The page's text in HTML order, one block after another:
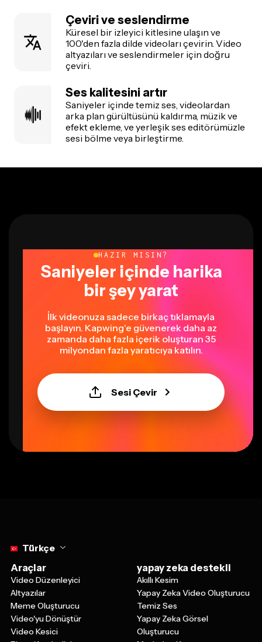
Çeviri ve seslendirme
Küresel bir izleyici kitlesine ulaşın ve
100'den fazla dilde videoları çevirin. Video
altyazıları ve seslendirmeler için doğru
çeviri.
Ses kalitesini artır
Saniyeler içinde temiz ses, videolardan
arka plan gürültüsünü kaldırma, müzik ve
efekt ekleme, ve yerleşik ses editörümüzle
sesi bölme veya birleştirme.
HAZIR MISIN?
Saniyeler içinde harika
bir şey yarat
İlk videonuza sadece birkaç tıklamayla
başlayın. Kapwing'e güvenerek daha az
zamanda daha fazla içerik oluşturan 35
milyondan fazla yaratıcıya katılın.
Sesi Çevir
Türkçe
Araçlar
Video Düzenleyici
Altyazılar
Meme Oluşturucu
Video'yu Dönüştür
Video Kesici
yapay zeka destekli
Akıllı Kesim
Yapay Zeka Video Oluşturucu
Temiz Ses
Yapay Zeka Görsel
Oluşturucu